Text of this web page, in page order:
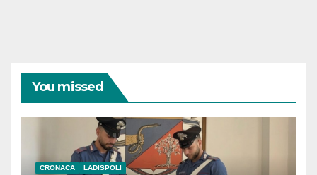
You missed
CRONACA LADISPOLI